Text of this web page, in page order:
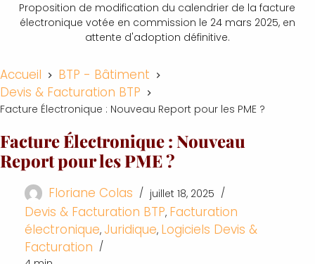
Proposition de modification du calendrier de la facture
électronique votée en commission le 24 mars 2025, en
attente d'adoption définitive.
Accueil
BTP - Bâtiment
Devis & Facturation BTP
Facture Électronique : Nouveau Report pour les PME ?
Facture Électronique : Nouveau
Report pour les PME ?
Floriane Colas juillet 18, 2025
Devis & Facturation BTP, Facturation
électronique, Juridique, Logiciels Devis &
Facturation